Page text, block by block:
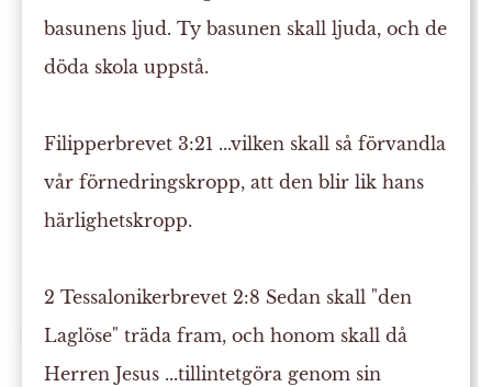
basunens ljud. Ty basunen skall ljuda, och de
döda skola uppstå.
Filipperbrevet 3:21 ...vilken skall så förvandla
vår förnedringskropp, att den blir lik hans
härlighetskropp.
2 Tessalonikerbrevet 2:8 Sedan skall "den
Laglöse" träda fram, och honom skall då
Herren Jesus ...tillintetgöra genom sin